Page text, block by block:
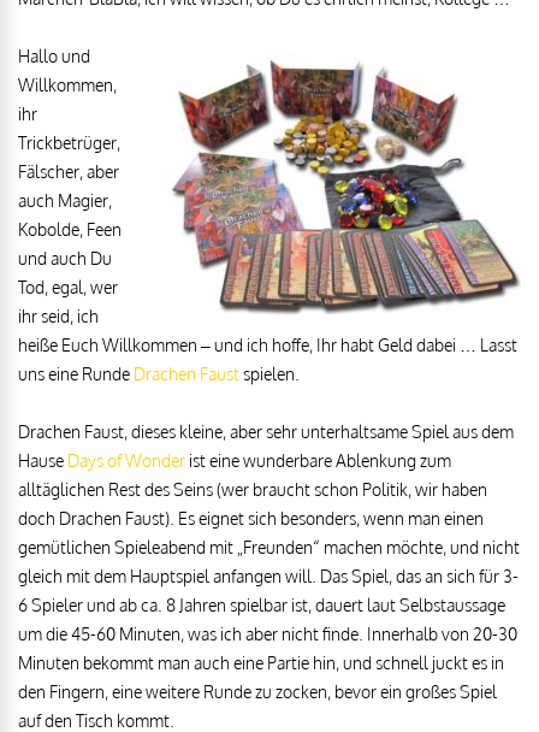
Hallo und
Willkommen,
ihr
Trickbetrüger,
Fälscher, aber
auch Magier,
Kobolde, Feen
und auch Du
Tod, egal, wer
ihr seid, ich
heiße Euch Willkommen – und ich hoffe, Ihr habt Geld dabei … Lasst
uns eine Runde Drachen Faustspielen.
Drachen Faust, dieses kleine, aber sehr unterhaltsame Spiel aus dem
Hause Days of Wonder ist eine wunderbare Ablenkung zum
alltäglichen Rest des Seins (wer braucht schon Politik, wir haben
doch Drachen Faust). Es eignet sich besonders, wenn man einen
gemütlichen Spieleabend mit „Freunden“ machen möchte, und nicht
gleich mit dem Hauptspiel anfangen will. Das Spiel, das an sich für 3-
6 Spieler und ab ca. 8 Jahren spielbar ist, dauert laut Selbstaussage
um die 45-60 Minuten, was ich aber nicht finde. Innerhalb von 20-30
Minuten bekommt man auch eine Partie hin, und schnell juckt es in
den Fingern, eine weitere Runde zu zocken, bevor ein großes Spiel
auf den Tisch kommt.